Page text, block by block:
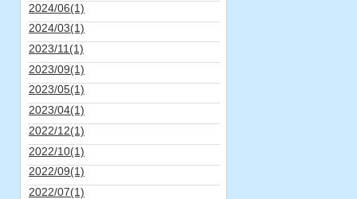
2024/06(1)
2024/03(1)
2023/11(1)
2023/09(1)
2023/05(1)
2023/04(1)
2022/12(1)
2022/10(1)
2022/09(1)
2022/07(1)